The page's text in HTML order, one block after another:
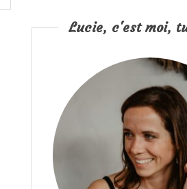
Lucie, c'est moi,